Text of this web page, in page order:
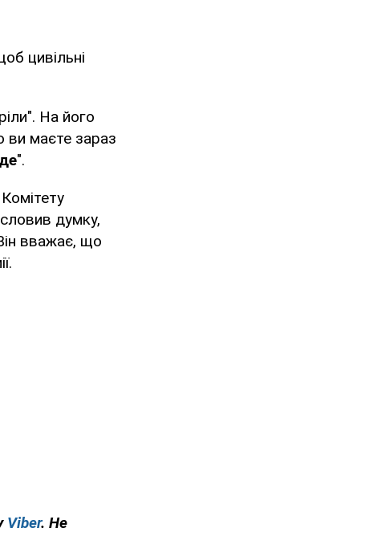
цивільні
На його
ви маєте зараз
".
думку,
вважає, що
Viber. Не